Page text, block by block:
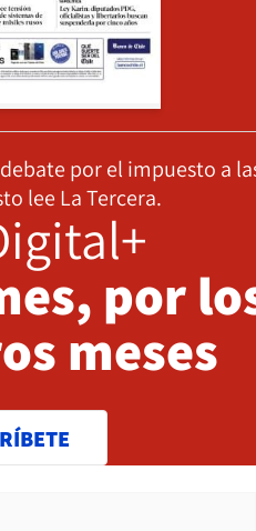
por el impuesto a
lee La Tercera.
por
meses